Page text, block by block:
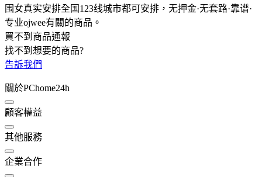
围女真实安排全国123线城市都可安排，无押金·无套路·靠谱·
专业ojwee有關的商品 。
買不到商品通報
找不到想要的商品?
告訴我們
關於PChome24h
顧客權益
其他服務
企業合作